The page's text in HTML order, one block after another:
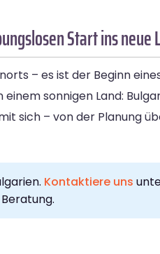
Start ins neue
– es ist der Beginn
sonnigen Land:
sich – von der Planung
Kontaktiere uns